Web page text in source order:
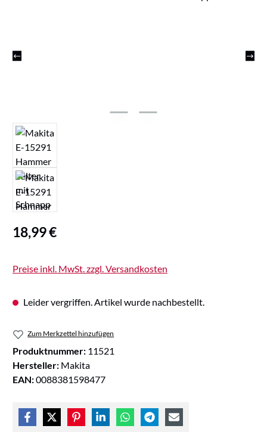
Regulärer Preis:
18,99 €
Preise inkl. MwSt. zzgl. Versandkosten
Leider vergriffen. Artikel wurde nachbestellt.
Zum Merkzettel hinzufügen
Produktnummer: 11521
Hersteller: Makita
EAN:0088381598477